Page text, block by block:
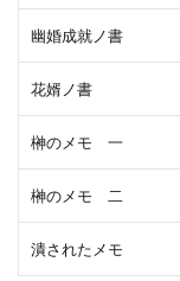
幽婚成就ノ書
花婿ノ書
榊のメモ 一
榊のメモ 二
潰されたメモ